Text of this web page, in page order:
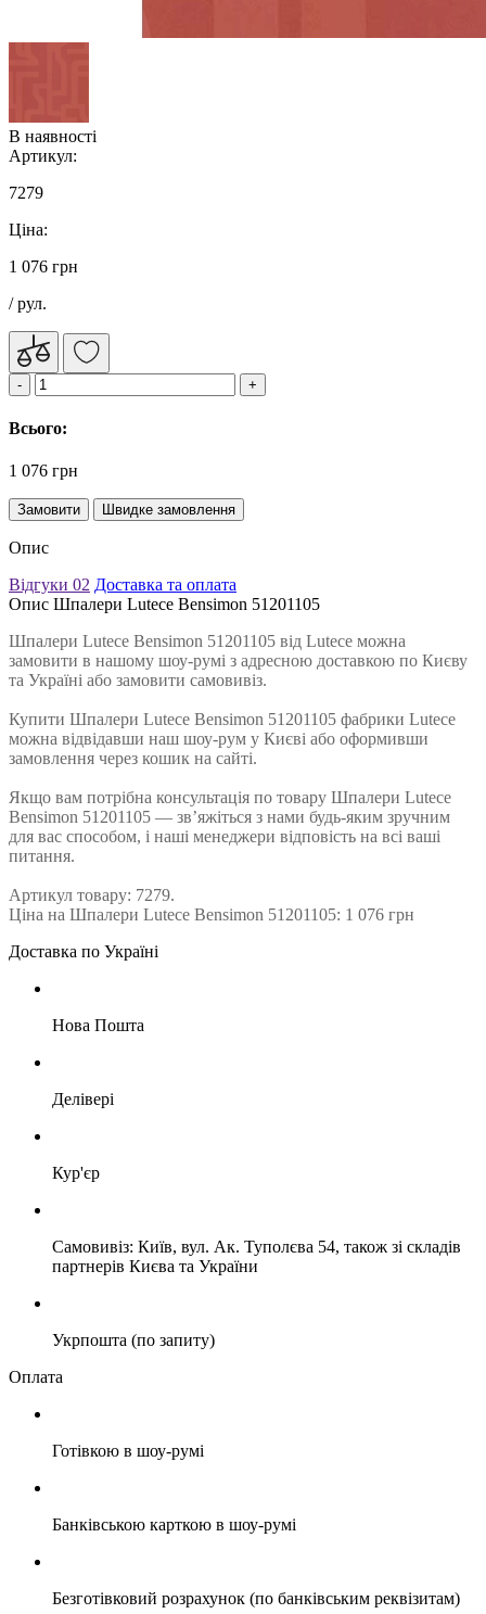
В наявності
Артикул:
7279
Ціна:
1 076 грн
/ рул.
Всього:
1 076 грн
Замовити Швидке замовлення
Опис
Відгуки 02 Доставка та оплата
Опис Шпалери Lutece Bensimon 51201105
Шпалери Lutece Bensimon 51201105 від Lutece можна
замовити в нашому шоу-румі з адресною доставкою по Києву
та Україні або замовити самовивіз.
Купити Шпалери Lutece Bensimon 51201105 фабрики Lutece
можна відвідавши наш шоу-рум у Києві або оформивши
замовлення через кошик на сайті.
Якщо вам потрібна консультація по товару Шпалери Lutece
Bensimon 51201105 — зв’яжіться з нами будь-яким зручним
для вас способом, і наші менеджери відповість на всі ваші
питання.
Артикул товару: 7279.
Ціна на Шпалери Lutece Bensimon 51201105: 1 076 грн
Доставка по Україні
Нова Пошта
Делівері
Кур'єр
Самовивіз: Київ, вул. Ак. Туполєва 54, також зі складів
партнерів Києва та України
Укрпошта (по запиту)
Оплата
Готівкою в шоу-румі
Банківською карткою в шоу-румі
Безготівковий розрахунок (по банківським реквізитам)